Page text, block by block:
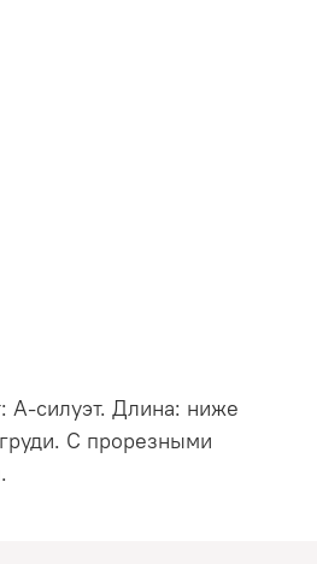
А-силуэт. Длина: ниже
С прорезными